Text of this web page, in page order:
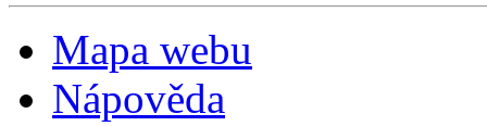
Mapa webu
Nápověda